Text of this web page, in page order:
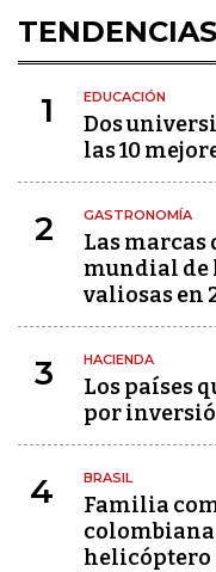
TENDENCIAS
1 EDUCACIÓN
Dos
las 10
2 GASTRONOMÍA
Las
mundial de
valiosas en
3 HACIENDA
Los países
por
4 BRASIL
Familia
helicóptero